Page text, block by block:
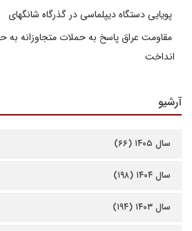
پویایی دستگاه دیپلماسی در گذرگاه شانگهای
مقاومت عراق پاسخ به حملات متجاوزانه به
انداخت
آرشیو
سال ۱۴۰۵ (۶۶)
سال ۱۴۰۴ (۱۹۸)
سال ۱۴۰۳ (۱۹۴)